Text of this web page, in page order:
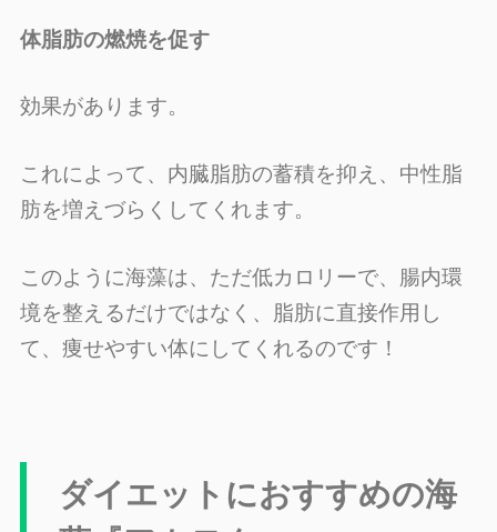
体脂肪の燃焼を促す
効果があります。
これによって、内臓脂肪の蓄積を抑え、中性脂
肪を増えづらくしてくれます。
このように海藻は、ただ低カロリーで、腸内環
境を整えるだけではなく、脂肪に直接作用し
て、痩せやすい体にしてくれるのです！
ダイエットにおすすめの海